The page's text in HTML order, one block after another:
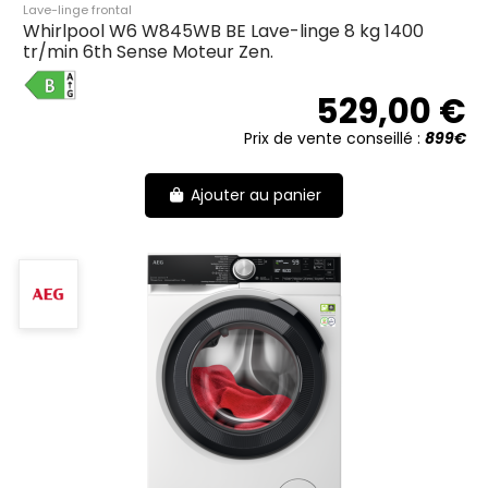
Lave-linge frontal
Whirlpool W6 W845WB BE Lave-linge 8 kg 1400
tr/min 6th Sense Moteur Zen.
B
529,00 €
Prix de vente conseillé : 899€
Ajouter au panier